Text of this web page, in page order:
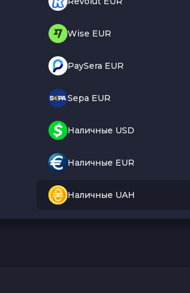
Wise EUR
PaySera EUR
Sepa EUR
Наличные USD
Наличные EUR
Наличные UAH